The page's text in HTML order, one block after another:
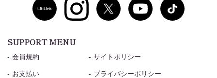
SUPPORT MENU
会員規約
お支払い
サイトポリシー
プライバシーポリシー